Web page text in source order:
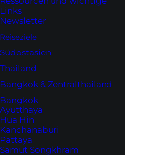
Links
Newsletter
Reiseziele
Südostasien
Thailand
Bangkok & Zentralthailand
Bangkok
Ayutthaya
Hua Hin
Kanchanaburi
Pattaya
Samut Songkhram